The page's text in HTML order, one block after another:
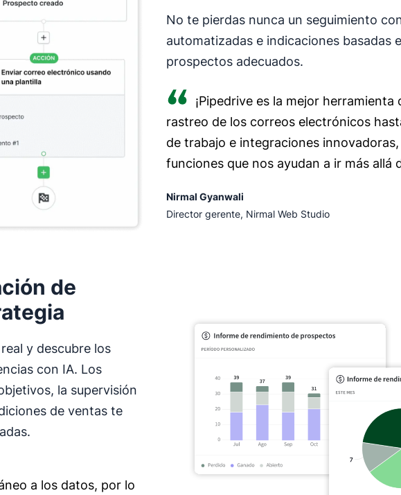
No te pierdas nunca un seguimiento
automatizadas e indicaciones basadas
prospectos adecuados.
¡Pipedrive es la mejor
rastreo de los correos electrónicos
de trabajo e integraciones
funciones que nos ayudan a ir más allá
Nirmal Gyanwali
Director gerente, Nirmal Web Studio
de
y descubre los
con IA. Los
la supervisión
de ventas te
a los datos, por lo